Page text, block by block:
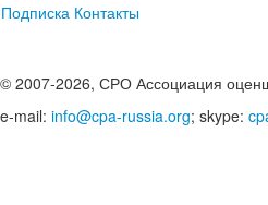
Подписка Контакты
© 2007-2026, СРО Ассоциация
e-mail: info@cpa-russia.org; skype: